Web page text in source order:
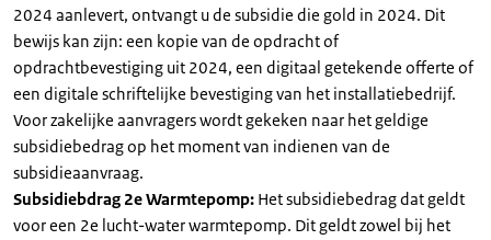
2024 aanlevert, ontvangt u de subsidie die gold in 2024. Dit
bewijs kan zijn: een kopie van de opdracht of
opdrachtbevestiging uit 2024, een digitaal getekende offerte of
een digitale schriftelijke bevestiging van het installatiebedrijf.
Voor zakelijke aanvragers wordt gekeken naar het geldige
subsidiebedrag op het moment van indienen van de
subsidieaanvraag.
Subsidiebdrag 2e Warmtepomp: Het subsidiebedrag dat geldt
voor een 2e lucht-water warmtepomp. Dit geldt zowel bij het